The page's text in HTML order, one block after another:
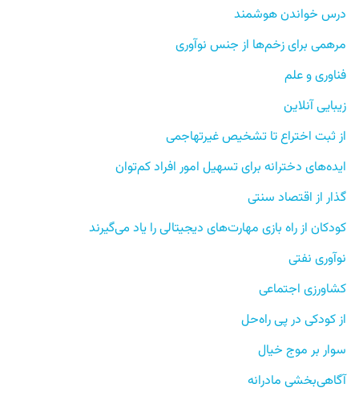
درس‌ خواندن هوشمند
مرهمی برای زخم‌ها از جنس نوآوری
فناوری و علم
زیبایی آنلاین
از ثبت اختراع تا تشخیص غیرتهاجمی
ایده‌های دخترانه برای تسهیل امور افراد کم‌توان
گذار از اقتصاد سنتی
کودکان از راه بازی مهارت‌های دیجیتالی را یاد می‌گیرند
نوآوری نفتی
کشاورزی اجتماعی
از کودکی در پی راه‌حل
سوار بر موج خیال
آگاهی‌بخشی مادرانه